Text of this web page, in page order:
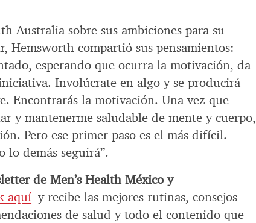
Australia sobre sus ambiciones para su
Hemsworth compartió sus pensamientos:
esperando que ocurra la motivación, da
Involúcrate en algo y se producirá
Encontrarás la motivación. Una vez que
y mantenerme saludable de mente y cuerpo,
Pero ese primer paso es el más difícil.
lo demás seguirá”.
de Men’s Health México y
aquí y recibe las mejores rutinas, consejos
de salud y todo el contenido que